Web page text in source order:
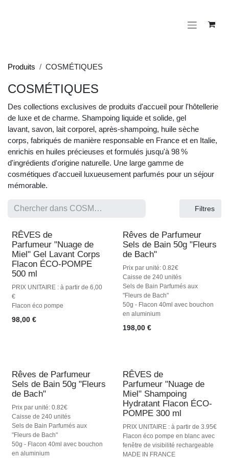
Produits COSMÉTIQUES
COSMÉTIQUES
Des collections exclusives de produits d'accueil pour l'hôtellerie
de luxe et de charme. Shampoing liquide et solide, gel
lavant, savon, lait corporel, après-shampoing, huile sèche
corps, fabriqués de manière responsable en France et en Italie,
enrichis en huiles précieuses et formulés jusqu'à 98 %
d'ingrédients d'origine naturelle. Une large gamme de
cosmétiques d'accueil luxueusement parfumés pour un séjour
mémorable.
Filtres
Nouveauté !
RÊVES de
Parfumeur "Nuage de
Miel" Gel Lavant Corps
Flacon ÉCO-POMPE
500 ml
PRIX UNITAIRE : à partir de 6,00
€
Flacon éco pompe
98,00 €
Rêves de Parfumeur
Sels de Bain 50g "Fleurs
de Bach"
Prix par unité: 0.82€
Caisse de 240 unités
Sels de Bain Parfumés aux
"Fleurs de Bach"
50g - Flacon 40ml avec bouchon
en aluminium
198,00€
Rêves de Parfumeur
Sels de Bain 50g "Fleurs
de Bach"
Prix par unité: 0.82€
Caisse de 240 unités
Sels de Bain Parfumés aux
"Fleurs de Bach"
50g - Flacon 40ml avec bouchon
en aluminium
RÊVES de
Parfumeur "Nuage de
Miel" Shampoing
Hydratant Flacon ÉCO-
POMPE 300 ml
PRIX UNITAIRE : à partir de 3.95€
Flacon éco pompe en blanc avec
fenêtre de visibilité rechargeable
MADE IN FRANCE